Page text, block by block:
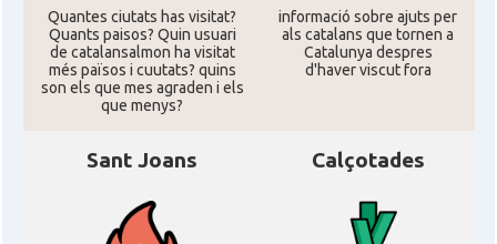
Acció Acció a Washington DC
Acció
Delegació
Delegació del Govern als Estats
Units i Canadà (New York)
Delegació del Govern als Estats
Quantes ciutats has visitat?
Quants paisos? Quin usuari
de catalansalmon ha visitat
més països i cuutats? quins
son els que mes agraden i els
que menys?
informació sobre ajuts per
als catalans que tornen a
Catalunya despres
d'haver viscut fora
Sant Joans Calçotades